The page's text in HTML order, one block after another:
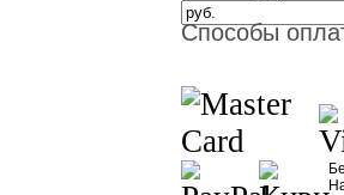
Способы